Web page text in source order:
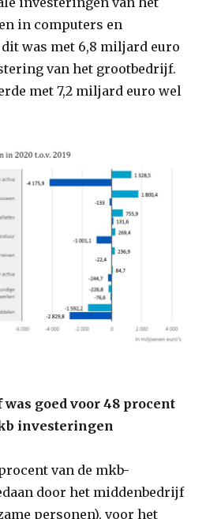
in computers en
was met 6,8 miljard euro
van het grootbedrijf.
met 7,2 miljard euro wel
goed voor 48 procent
investeringen
van de mkb-
door het middenbedrijf
personen), voor het